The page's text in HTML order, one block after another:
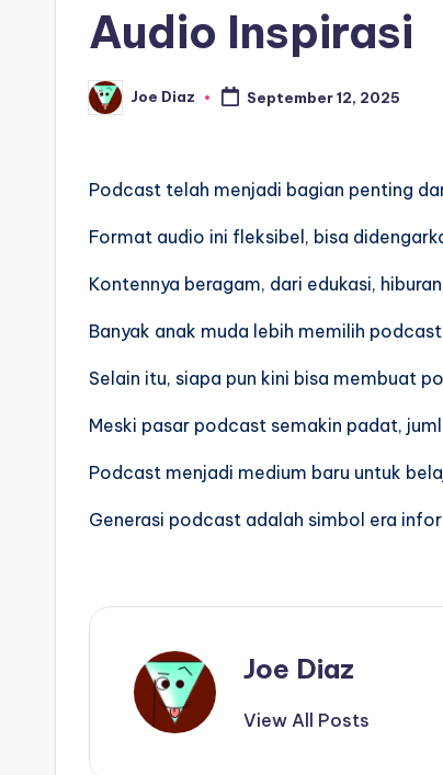
Audio Inspirasi
Posted
by
Joe Diaz September 12, 2025
Podcast telah menjadi bagian penting
Format audio ini fleksibel, bisa
Kontennya beragam, dari edukasi,
Banyak anak muda lebih memilih
Selain itu, siapa pun kini bisa membuat
Meski pasar podcast semakin padat,
Podcast menjadi medium baru untuk
Generasi podcast adalah simbol era
Joe Diaz
View All Posts